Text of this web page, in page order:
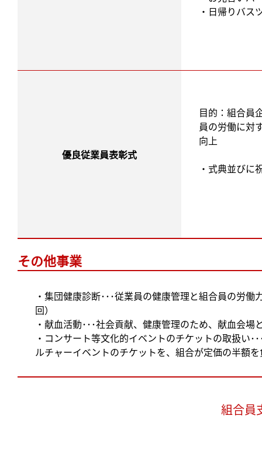
・日帰りバス
優良従業員表彰式
目的：組合員
員の労働に対
向上
・式典並びに
その他事業
・集団健康診断･･･従業員の健康管理と組合員の労
回）
・献血活動･･･社会貢献、健康管理のため、献血会
・コンサート等文化的イベントのチケットの取扱い
ルチャーイベントのチケットを、組合が定価の半額
組合員